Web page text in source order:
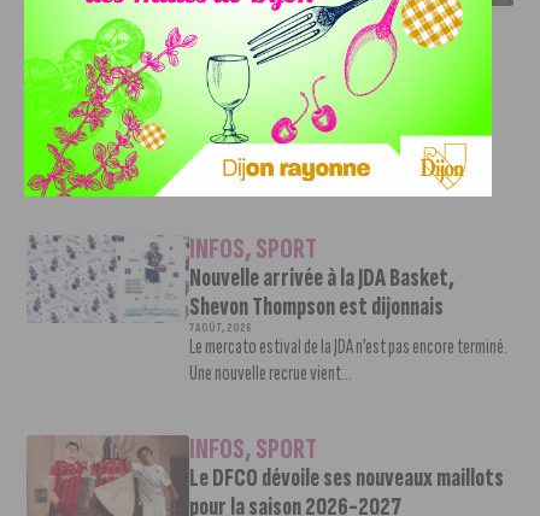
SPORT
DFCO : Rencontre avec Pierre-Henri
Deballon, l’artisan de la montée en
Ligue 2
7 AOÛT, 2026
Le DFCO est de retour en Ligue 2 après trois ans
d’absence. La saison...
INFOS,SPORT
Nouvelle arrivée à la JDA Basket,
Shevon Thompson est dijonnais
7 AOÛT, 2026
Le mercato estival de la JDA n’est pas encore terminé.
Une nouvelle recrue vient...
INFOS,SPORT
Le DFCO dévoile ses nouveaux maillots
pour la saison 2026-2027